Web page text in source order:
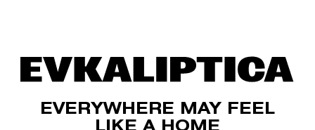
EVERYWHERE MAY FEEL
LIKE A HOME